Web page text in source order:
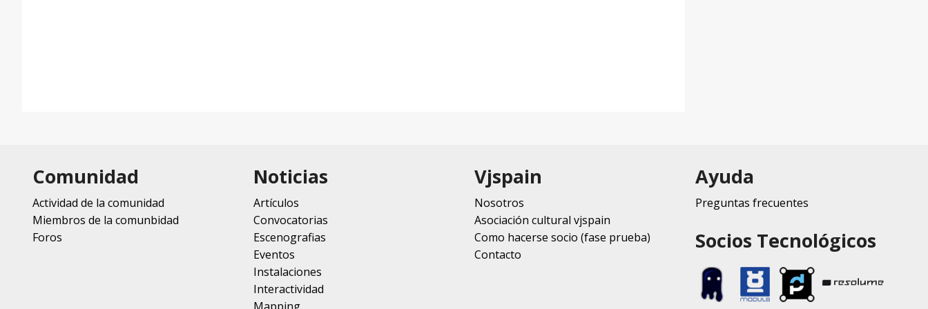
Comunidad
Actividad de la comunidad
Miembros de la comunbidad
Foros
Noticias
Artículos
Convocatorias
Escenografias
Eventos
Instalaciones
Interactividad
Vjspain
Nosotros
Asociación cultural vjspain
Como hacerse socio (fase prueba)
Contacto
Ayuda
Preguntas frecuentes
Socios Tecnológicos